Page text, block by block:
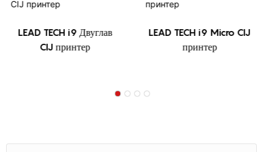
LEAD TECH i9 Двуглав
CIJ принтер
LEAD TECH i9 Micro CIJ
принтер